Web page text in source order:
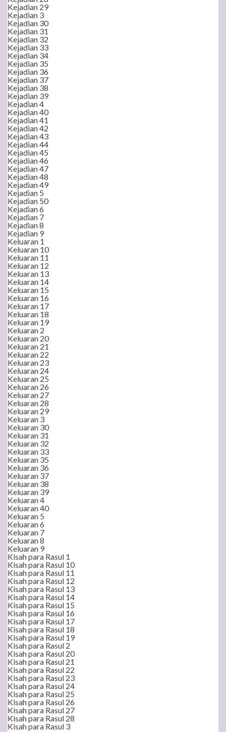
Kejadian 29
Kejadian 3
Kejadian 30
Kejadian 31
Kejadian 32
Kejadian 33
Kejadian 34
Kejadian 35
Kejadian 36
Kejadian 37
Kejadian 38
Kejadian 39
Kejadian 4
Kejadian 40
Kejadian 41
Kejadian 42
Kejadian 43
Kejadian 44
Kejadian 45
Kejadian 46
Kejadian 47
Kejadian 48
Kejadian 49
Kejadian 5
Kejadian 50
Kejadian 6
Kejadian 7
Kejadian 8
Kejadian 9
Keluaran 1
Keluaran 10
Keluaran 11
Keluaran 12
Keluaran 13
Keluaran 14
Keluaran 15
Keluaran 16
Keluaran 17
Keluaran 18
Keluaran 19
Keluaran 2
Keluaran 20
Keluaran 21
Keluaran 22
Keluaran 23
Keluaran 24
Keluaran 25
Keluaran 26
Keluaran 27
Keluaran 28
Keluaran 29
Keluaran 3
Keluaran 30
Keluaran 31
Keluaran 32
Keluaran 33
Keluaran 35
Keluaran 36
Keluaran 37
Keluaran 38
Keluaran 39
Keluaran 4
Keluaran 40
Keluaran 5
Keluaran 6
Keluaran 7
Keluaran 8
Keluaran 9
Kisah para Rasul 1
Kisah para Rasul 10
Kisah para Rasul 11
Kisah para Rasul 12
Kisah para Rasul 13
Kisah para Rasul 14
Kisah para Rasul 15
Kisah para Rasul 16
Kisah para Rasul 17
Kisah para Rasul 18
Kisah para Rasul 19
Kisah para Rasul 2
Kisah para Rasul 20
Kisah para Rasul 21
Kisah para Rasul 22
Kisah para Rasul 23
Kisah para Rasul 24
Kisah para Rasul 25
Kisah para Rasul 26
Kisah para Rasul 27
Kisah para Rasul 28
Kisah para Rasul 3